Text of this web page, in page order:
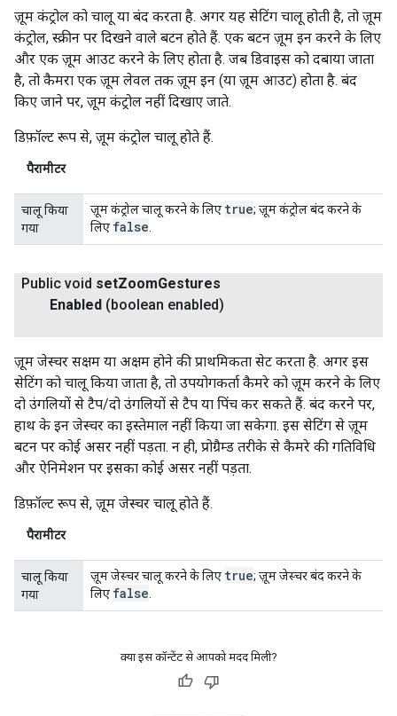
ज़ूम कंट्रोल को चालू या बंद करता है. अगर यह सेटिंग चालू होती है, तो ज़ूम
कंट्रोल, स्क्रीन पर दिखने वाले बटन होते हैं. एक बटन ज़ूम इन करने के लिए
और एक ज़ूम आउट करने के लिए होता है. जब डिवाइस को दबाया जाता
है, तो कैमरा एक ज़ूम लेवल तक ज़ूम इन (या ज़ूम आउट) होता है. बंद
किए जाने पर, ज़ूम कंट्रोल नहीं दिखाए जाते.
डिफ़ॉल्ट रूप से, ज़ूम कंट्रोल चालू होते हैं.
पैरामीटर
चालू किया
गया
ज़ूम कंट्रोल चालू करने के लिए true; ज़ूम कंट्रोल बंद करने के
लिए false
Public void setZoomGestures
Enabled (boolean enabled)
ज़ूम जेस्चर सक्षम या अक्षम होने की प्राथमिकता सेट करता है. अगर इस
सेटिंग को चालू किया जाता है, तो उपयोगकर्ता कैमरे को ज़ूम करने के लिए
दो उंगलियों से टैप/दो उंगलियों से टैप या पिंच कर सकते हैं. बंद करने पर,
हाथ के इन जेस्चर का इस्तेमाल नहीं किया जा सकेगा. इस सेटिंग से ज़ूम
बटन पर कोई असर नहीं पड़ता. न ही, प्रोग्रैम्ड तरीके से कैमरे की गतिविधि
और ऐनिमेशन पर इसका कोई असर नहीं पड़ता.
डिफ़ॉल्ट रूप से, ज़ूम जेस्चर चालू होते हैं.
पैरामीटर
चालू किया
गया
ज़ूम जेस्चर चालू करने के लिए true; ज़ूम जेस्चर बंद करने के
लिए false
क्या इस कॉन्टेंट से आपको मदद मिली?